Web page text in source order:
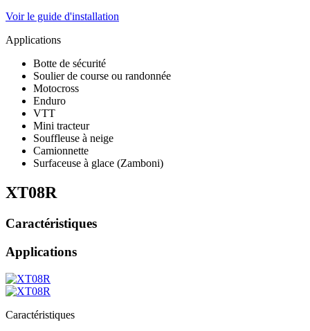
Voir le guide d'installation
Applications
Botte de sécurité
Soulier de course ou randonnée
Motocross
Enduro
VTT
Mini tracteur
Souffleuse à neige
Camionnette
Surfaceuse à glace (Zamboni)
XT08R
Caractéristiques
Applications
Caractéristiques